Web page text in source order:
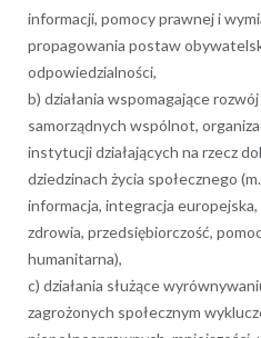
informacji, pomocy prawnej i
propagowania postaw
odpowiedzialności,
b) działania wspomagające
samorządnych wspólnot,
instytucji działających na rzecz
dziedzinach życia społecznego
informacja, integracja
zdrowia, przedsiębiorczość,
humanitarna),
c) działania służące
zagrożonych społecznym